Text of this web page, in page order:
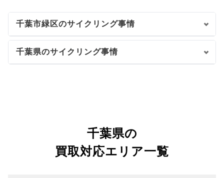
千葉市緑区のサイクリング事情
千葉県のサイクリング事情
千葉県の
買取対応エリア一覧